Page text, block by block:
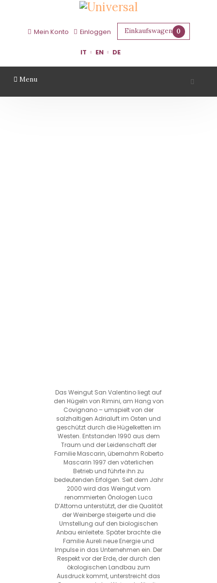
Mein Konto Einloggen Einkaufswagen 0
IT EN DE
Menu
Das Weingut San Valentino liegt auf
den Hügeln von Rimini, am Hang von
Covignano – umspielt von der
salzhaltigen Adrialuft im Osten und
geschützt durch die Hügelketten im
Westen. Entstanden 1990 aus dem
Traum und der Leidenschaft der
Familie Mascarin, übernahm Roberto
Mascarin 1997 den väterlichen
Betrieb und führte ihn zu
bedeutenden Erfolgen. Seit dem Jahr
2000 wird das Weingut vom
renommierten Önologen Luca
D’Attoma unterstützt, der die Qualität
der Weinberge steigerte und die
Umstellung auf den biologischen
Anbau einleitete. Später brachte die
Familie Aureli neue Energie und
Impulse in das Unternehmen ein. Der
Respekt vor der Erde, der durch den
ökologischen Landbau zum
Ausdruck kommt, unterstreicht das